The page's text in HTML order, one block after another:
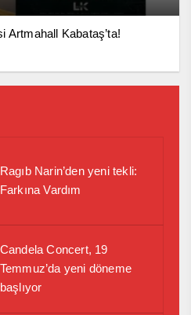
Artmahall Kabataş’ta!
Ragıb Narin’den yeni tekli:
Farkına Vardım
Candela Concert, 19
Temmuz’da yeni döneme
başlıyor